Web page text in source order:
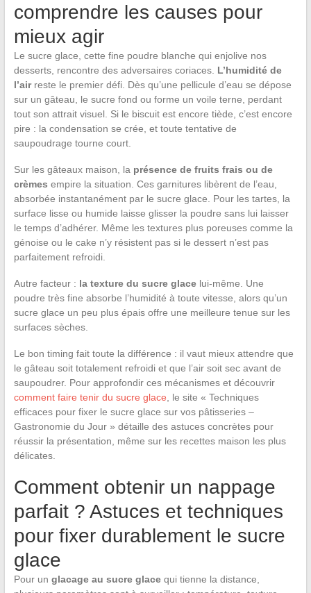
comprendre les causes pour
mieux agir
Le sucre glace, cette fine poudre blanche qui enjolive nos
desserts, rencontre des adversaires coriaces. L’humidité de
l’airreste le premier défi. Dès qu’une pellicule d’eau se dépose
sur un gâteau, le sucre fond ou forme un voile terne, perdant
tout son attrait visuel. Si le biscuit est encore tiède, c’est encore
pire : la condensation se crée, et toute tentative de
saupoudrage tourne court.
Sur les gâteaux maison, la présence de fruits frais ou de
crèmes empire la situation. Ces garnitures libèrent de l’eau,
absorbée instantanément par le sucre glace. Pour les tartes, la
surface lisse ou humide laisse glisser la poudre sans lui laisser
le temps d’adhérer. Même les textures plus poreuses comme la
génoise ou le cake n’y résistent pas si le dessert n’est pas
parfaitement refroidi.
Autre facteur : la texture du sucre glacelui-même. Une
poudre très fine absorbe l’humidité à toute vitesse, alors qu’un
sucre glace un peu plus épais offre une meilleure tenue sur les
surfaces sèches.
Le bon timing fait toute la différence : il vaut mieux attendre que
le gâteau soit totalement refroidi et que l’air soit sec avant de
saupoudrer. Pour approfondir ces mécanismes et découvrir
comment faire tenir du sucre glace , le site « Techniques
efficaces pour fixer le sucre glace sur vos pâtisseries –
Gastronomie du Jour » détaille des astuces concrètes pour
réussir la présentation, même sur les recettes maison les plus
délicates.
Comment obtenir un nappage
parfait ? Astuces et techniques
pour fixer durablement le sucre
glace
Pour un glacage au sucre glacequi tienne la distance,